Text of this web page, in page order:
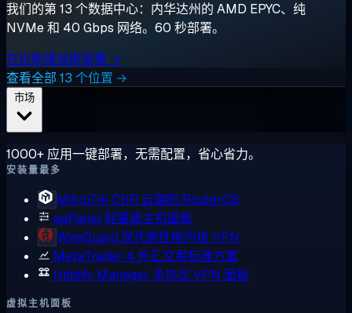
我们的第 13 个数据中心：内华达州的 AMD EPYC、纯
NVMe 和 40 Gbps 网络。60 秒部署。
在拉斯维加斯部署 →
查看全部 13 个位置 →
1000+ 应用一键部署，无需配置，省心省力。
安装量最多
MikroTik CHR 云端的 RouterOS
aaPanel轻量级主机面板
WireGuard 现代高性能内核 VPN
MetaTrader 4 外汇交易标准方案
Hiddify Manager 多协议 VPN 面板
虚拟主机面板